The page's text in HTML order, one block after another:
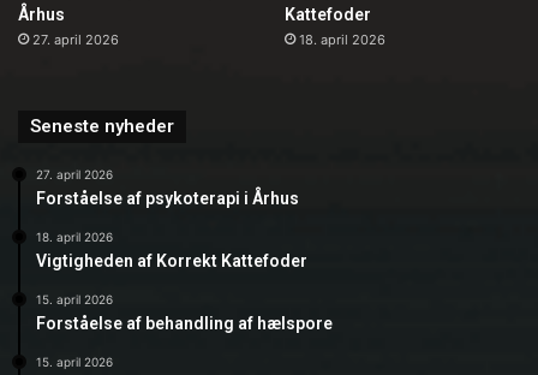
Århus
27. april 2026
Kattefoder
18. april 2026
Seneste nyheder
27. april 2026
Forståelse af psykoterapi i Århus
18. april 2026
Vigtigheden af Korrekt Kattefoder
15. april 2026
Forståelse af behandling af hælspore
15. april 2026